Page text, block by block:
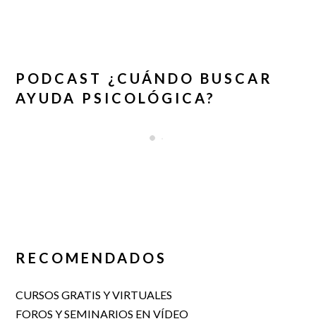
PODCAST ¿CUÁNDO BUSCAR
AYUDA PSICOLÓGICA?
RECOMENDADOS
CURSOS GRATIS Y VIRTUALES
FOROS Y SEMINARIOS EN VÍDEO